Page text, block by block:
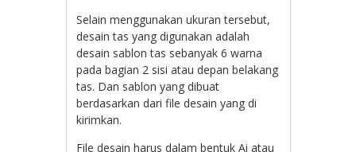
Selain menggunakan ukuran tersebut,
desain tas yang digunakan adalah
desain sablon tas sebanyak 6 warna
pada bagian 2 sisi atau depan belakang
tas. Dan sablon yang dibuat
berdasarkan dari file desain yang di
kirimkan.
File desain harus dalam bentuk Ai atau